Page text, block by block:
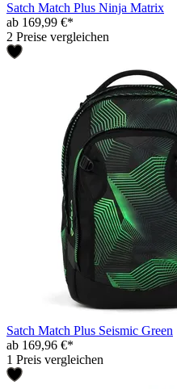
Satch Match Plus Ninja Matrix
ab 169,99 €*
2 Preise vergleichen
Satch Match Plus Seismic Green
ab 169,96 €*
1 Preis vergleichen